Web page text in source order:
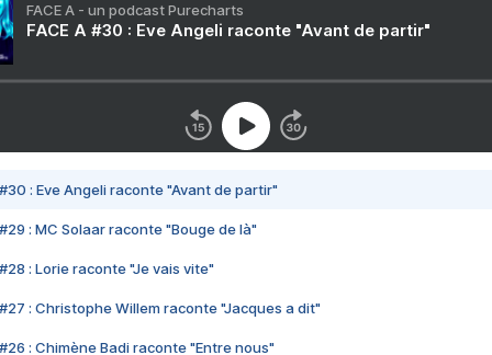
FACE A - un podcast Purecharts
FACE A #30 : Eve Angeli raconte "Avant de partir"
#30 : Eve Angeli raconte "Avant de partir"
#29 : MC Solaar raconte "Bouge de là"
#28 : Lorie raconte "Je vais vite"
#27 : Christophe Willem raconte "Jacques a dit"
#26 : Chimène Badi raconte "Entre nous"